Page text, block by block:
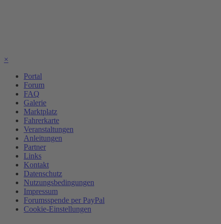
×
Portal
Forum
FAQ
Galerie
Marktplatz
Fahrerkarte
Veranstaltungen
Anleitungen
Partner
Links
Kontakt
Datenschutz
Nutzungsbedingungen
Impressum
Forumsspende per PayPal
Cookie-Einstellungen